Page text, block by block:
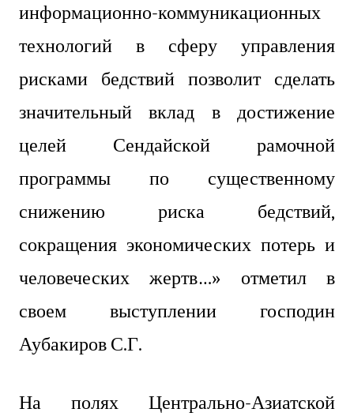
информационно-коммуникационных
технологий в сферу управления
рисками бедствий позволит сделать
значительный вклад в достижение
целей Сендайской рамочной
программы по существенному
снижению риска бедствий,
сокращения экономических потерь и
человеческих жертв…» отметил в
своем выступлении господин
Аубакиров С.Г.
На полях Центрально-Азиатской